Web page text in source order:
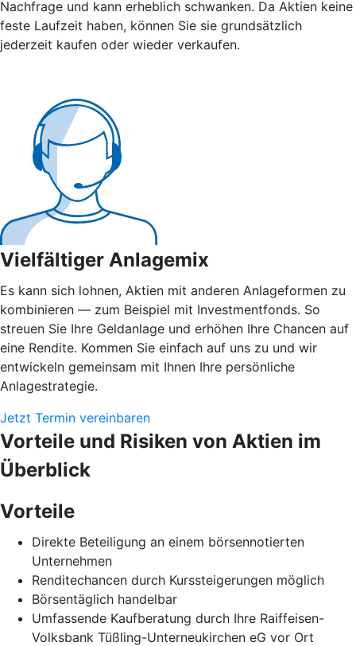
Nachfrage und kann erheblich schwanken. Da Aktien keine
feste Laufzeit haben, können Sie sie grundsätzlich
jederzeit kaufen oder wieder verkaufen.
Vielfältiger Anlagemix
Es kann sich lohnen, Aktien mit anderen Anlageformen zu
kombinieren — zum Beispiel mit Investmentfonds. So
streuen Sie Ihre Geldanlage und erhöhen Ihre Chancen auf
eine Rendite. Kommen Sie einfach auf uns zu und wir
entwickeln gemeinsam mit Ihnen Ihre persönliche
Anlagestrategie.
Jetzt Termin vereinbaren
Vorteile und Risiken von Aktien im
Überblick
Vorteile
Direkte Beteiligung an einem börsennotierten
Unternehmen
Renditechancen durch Kurssteigerungen möglich
Börsentäglich handelbar
Umfassende Kaufberatung durch Ihre Raiffeisen-
Volksbank Tüßling-Unterneukirchen eG vor Ort